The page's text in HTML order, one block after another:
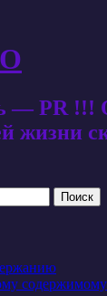
— PR !!!
жизни
содержимому